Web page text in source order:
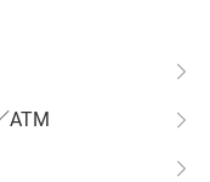
ATM